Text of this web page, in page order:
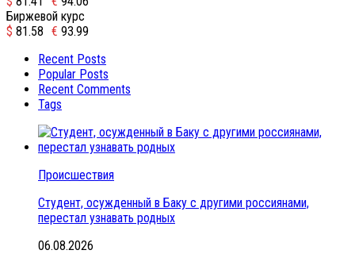
Биржевой курс
$ 81.58 € 93.99
Recent Posts
Popular Posts
Recent Comments
Tags
Происшествия
Студент, осужденный в Баку с другими россиянами,
перестал узнавать родных
06.08.2026